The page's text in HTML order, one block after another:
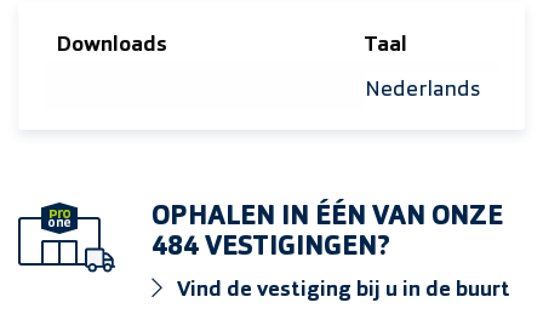
Downloads
Taal
Selecteer taal
OPHALEN IN ÉÉN VAN ONZE
484 VESTIGINGEN?
Vind de vestiging bij u in de buurt